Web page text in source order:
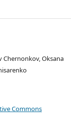
Chernonkov, Oksana
Commons